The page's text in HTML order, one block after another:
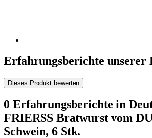
Erfahrungsberichte unserer
Dieses Produkt bewerten
0 Erfahrungsberichte in
FRIERSS Bratwurst vom
Schwein, 6 Stk.